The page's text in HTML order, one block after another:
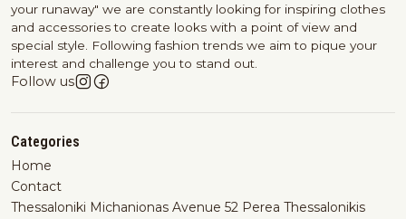
your runaway" we are constantly looking for inspiring clothes
and accessories to create looks with a point of view and
special style. Following fashion trends we aim to pique your
interest and challenge you to stand out.
Follow us
Categories
Home
Contact
Thessaloniki Michanionas Avenue 52 Perea Thessalonikis